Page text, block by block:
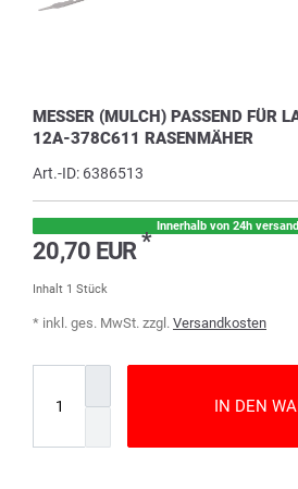
MESSER (MULCH) PASSEND FÜR
12A-378C611 RASENMÄHER
Art.-ID: 6386513
Innerhalb von 24h
20,70 EUR*
Inhalt 1 Stück
* inkl. ges. MwSt. zzgl. Versandkosten
IN DEN